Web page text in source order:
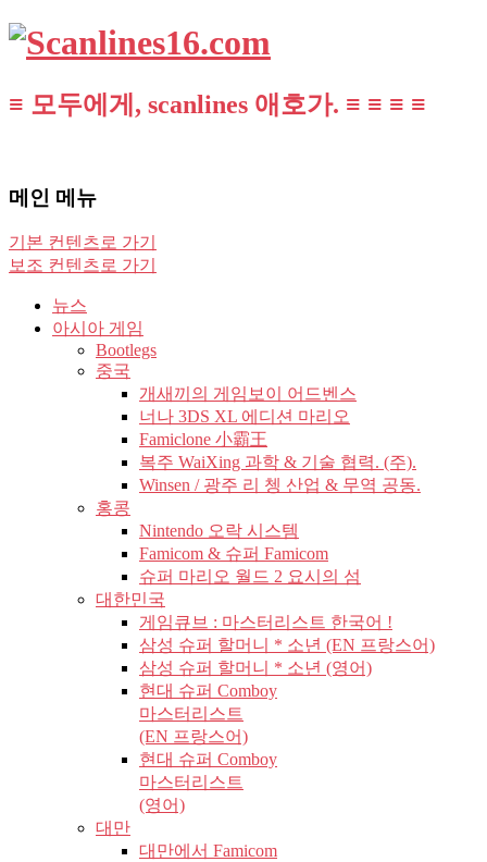
≡ 모두에게, scanlines 애호가. ≡ ≡ ≡ ≡
메인 메뉴
기본 컨텐츠로 가기
보조 컨텐츠로 가기
뉴스
아시아 게임
Bootlegs
중국
개새끼의 게임보이 어드벤스
너나 3DS XL 에디션 마리오
Famiclone 小霸王
복주 WaiXing 과학 & 기술 협력. (주).
Winsen / 광주 리 쳉 산업 & 무역 공동.
홍콩
Nintendo 오락 시스템
Famicom & 슈퍼 Famicom
슈퍼 마리오 월드 2 요시의 섬
대한민국
게임큐브 : 마스터리스트 한국어 !
삼성 슈퍼 할머니 * 소년 (EN 프랑스어)
삼성 슈퍼 할머니 * 소년 (영어)
현대 슈퍼 Comboy
마스터리스트
(EN 프랑스어)
현대 슈퍼 Comboy
마스터리스트
(영어)
대만
대만에서 Famicom